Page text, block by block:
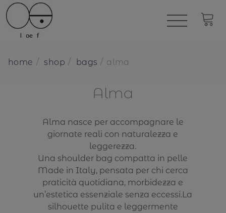
home shop bags alma
Alma
Alma nasce per accompagnare le
giornate reali con naturalezza e
leggerezza.
Una shoulder bag compatta in pelle
Made in Italy, pensata per chi cerca
praticità quotidiana, morbidezza e
un’estetica essenziale senza eccessi.La
silhouette pulita e leggermente